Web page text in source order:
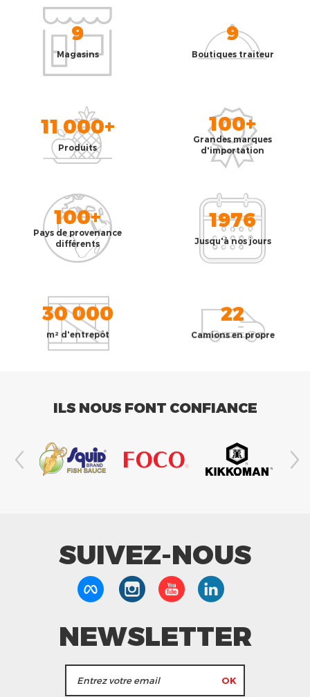
9
Magasins
9
Boutiques traiteur
11 000+
Produits
100+
Grandes marques
d'importation
100+
Pays de provenance
différents
1976
Jusqu'à nos jours
30 000
m² d'entrepôt
22
Camions en propre
ILS NOUS FONT CONFIANCE
SUIVEZ-NOUS
NEWSLETTER